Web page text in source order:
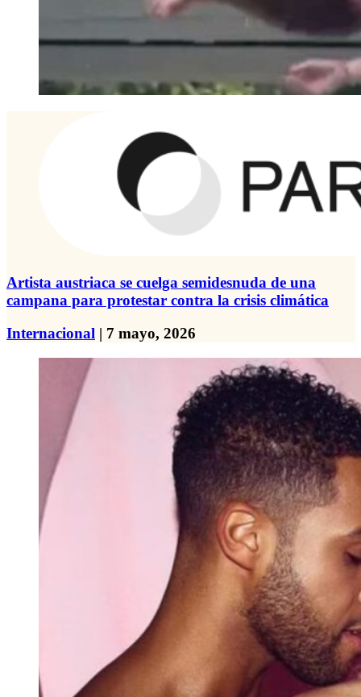
Artista austriaca se cuelga semidesnuda de una
campana para protestar contra la crisis climática
Internacional | 7 mayo, 2026